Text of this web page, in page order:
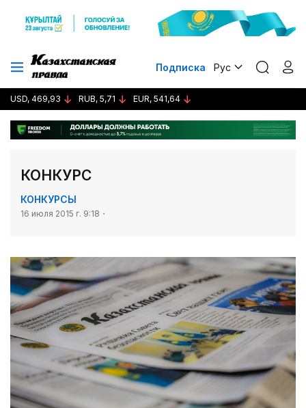
Подписка Рус
USD, 469,93 RUB, 5,71 EUR, 541,64
КОНКУРС
КОНКУРСЫ
16 июля 2015 г. 9:18